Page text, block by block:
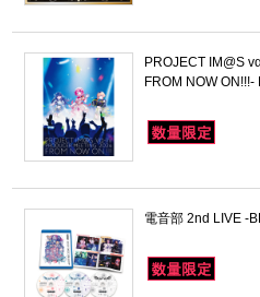
PROJECT IM@S
FROM NOW
電音部 2nd LIVE -